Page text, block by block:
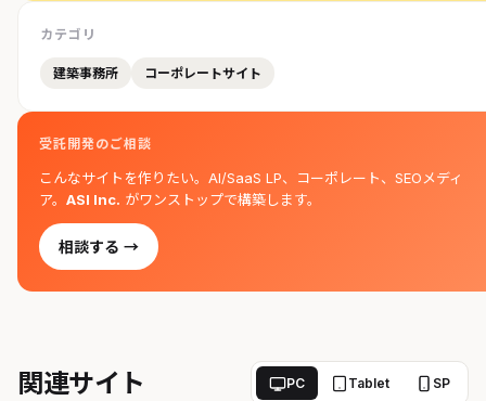
カテゴリ
建築事務所 コーポレートサイト
受託開発のご相談
こんなサイトを作りたい。AI/SaaS LP、コーポレート、SEOメディ
ア。 ASI Inc. がワンストップで構築します。
相談する →
関連サイト PC Tablet SP